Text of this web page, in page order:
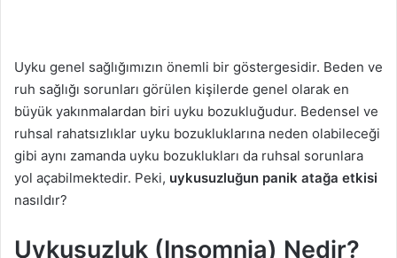
e
m
e
k
Uyku genel sağlığımızın önemli bir göstergesidir. Beden ve
ruh sağlığı sorunları görülen kişilerde genel olarak en
büyük yakınmalardan biri uyku bozukluğudur. Bedensel ve
ruhsal rahatsızlıklar uyku bozukluklarına neden olabileceği
gibi aynı zamanda uyku bozuklukları da ruhsal sorunlara
yol açabilmektedir. Peki, uykusuzluğun panik atağa etkisi
nasıldır?
Uykusuzluk (Insomnia) Nedir?